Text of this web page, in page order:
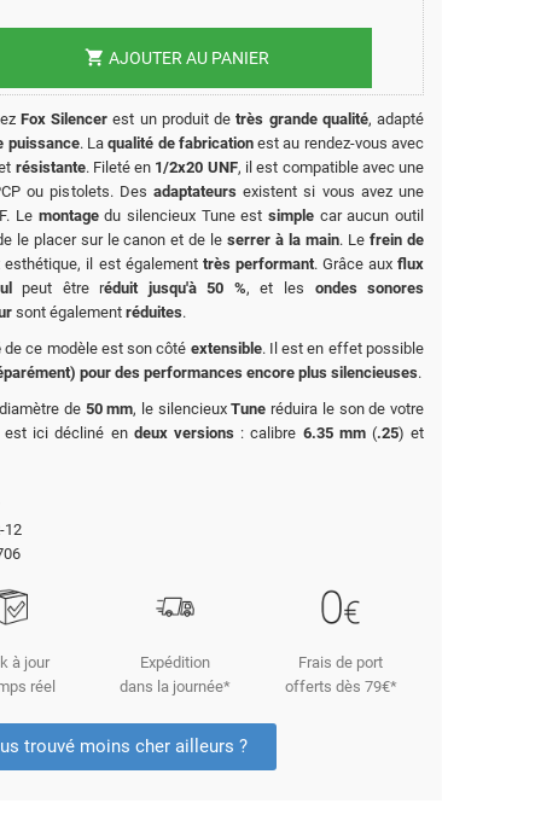
shopping_cart AJOUTER AU PANIER
Fox Silencer est un produit detrès grande qualité, adapté
puissance. Laqualité de fabricationest au rendez-vous avec
résistante. Fileté en 1/2x20 UNF, il est compatible avec une
ou pistolets. Des adaptateursexistent si vous avez une
Le montagedu silencieux Tune est simple car aucun outil
le placer sur le canon et de leserrer à la main. Lefrein de
esthétique, il est égalementtrès performant. Grâce auxflux
peut être réduit jusqu'à 50 %, et les ondes sonores
sont également réduites.
de ce modèle est son côté extensible. Il est en effet possible
pour des performances encore plus silencieuses.
de 50 mm, le silencieuxTune réduira le son de votre
ici décliné en deux versions: calibre 6.35 mm(.25) et
12
à jour
réel
Expédition
dans la journée*
Frais de port
offerts dès 79€*
trouvé moins cher ailleurs ?